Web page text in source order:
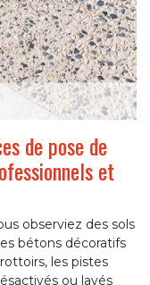
de pose de
et
observiez des sols
bétons décoratifs
les pistes
ou lavés